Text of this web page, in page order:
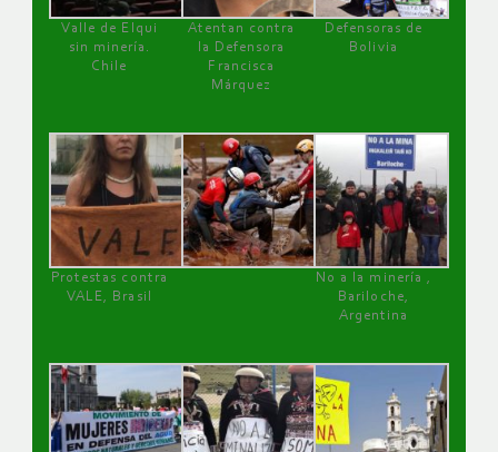
Valle de Elqui
sin minería.
Chile
Atentan contra
la Defensora
Francisca
Márquez
Defensoras de
Bolivia
Protestas contra
VALE, Brasil
No a la minería ,
Bariloche,
Argentina